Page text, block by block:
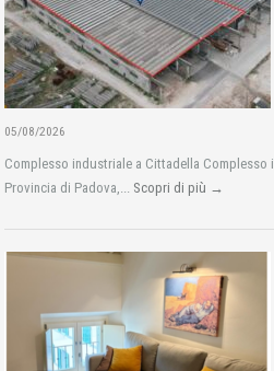
05/08/2026
Complesso industriale a Cittadella Complesso
Provincia di Padova,... Scopri di più →